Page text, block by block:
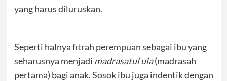
yang harus diluruskan.
Seperti halnya fitrah perempuan sebagai ibu yang
seharusnya menjadi madrasatul ula(madrasah
pertama) bagi anak. Sosok ibu juga indentik dengan